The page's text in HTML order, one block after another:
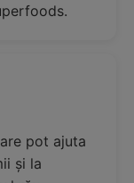
pot ajuta
și la